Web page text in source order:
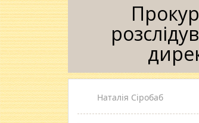
Наталія Сіробаб